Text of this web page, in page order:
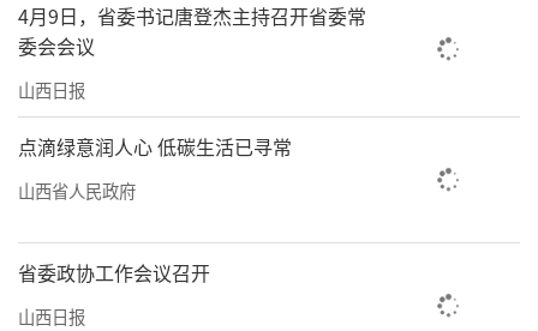
4月9日，省委书记唐登杰主持召开省委常
委会会议
山西日报
点滴绿意润人心 低碳生活已寻常
山西省人民政府
省委政协工作会议召开
山西日报